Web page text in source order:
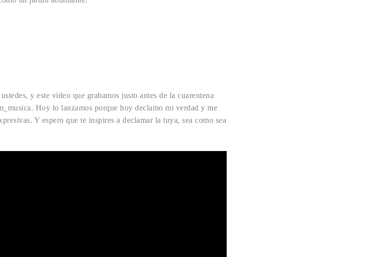
y este video que grabamos justo antes de la cuarentena
Hoy lo lanzamos porque hoy declamo mi verdad y me
Y espero que te inspires a declamar la tuya, sea como sea